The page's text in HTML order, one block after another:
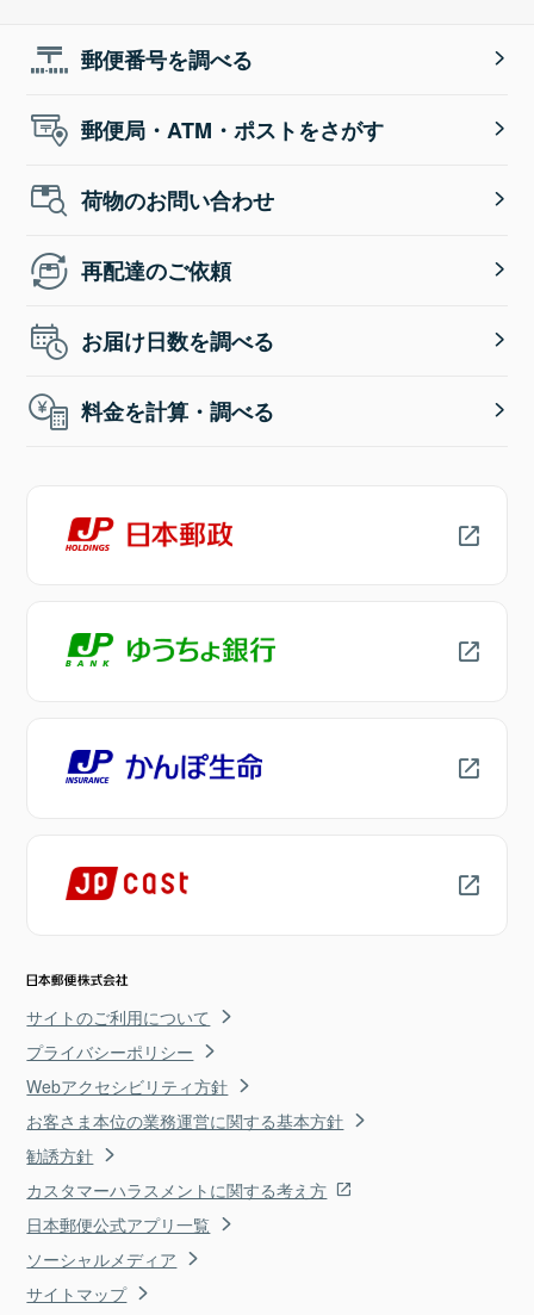
郵便番号を調べる
郵便局・ATM・ポストをさがす
荷物のお問い合わせ
再配達のご依頼
お届け日数を調べる
料金を計算・調べる
サイトのご利用について
プライバシーポリシー
Webアクセシビリティ方針
お客さま本位の業務運営に関する基本方針
勧誘方針
カスタマーハラスメントに関する考え方
日本郵便公式アプリ一覧
ソーシャルメディア
サイトマップ